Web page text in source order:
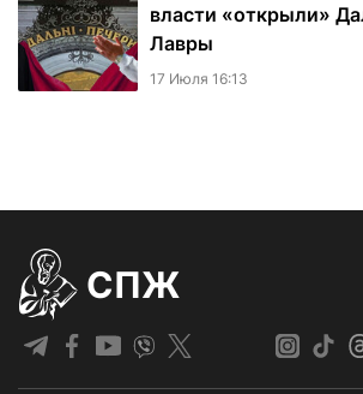
власти «открыли»
Лавры
17 Июля 16:13
СПЖ